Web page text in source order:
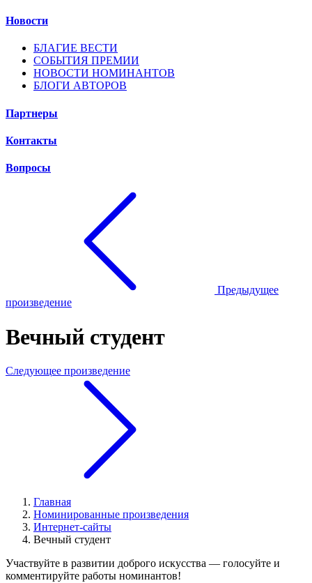
Новости
БЛАГИЕ ВЕСТИ
СОБЫТИЯ ПРЕМИИ
НОВОСТИ НОМИНАНТОВ
БЛОГИ АВТОРОВ
Партнеры
Контакты
Вопросы
Предыдущее
произведение
Вечный студент
Следующее произведение
Главная
Номинированные произведения
Интернет-сайты
Вечный студент
Участвуйте в развитии доброго искусства — голосуйте и
комментируйте работы номинантов!